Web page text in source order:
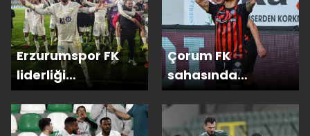
Erzurumspor FK
liderliği
bırakmadı!
Çorum FK
sahasında
Erokspor'u devirdi